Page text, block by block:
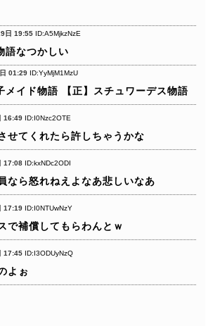
日 19:55 ID:A5MjkzNzE
語なつかしい
01:29 ID:YyMjM1MzU
メイド物語 【正】スチュワーデス物語
16:49 ID:I0Nzc2OTE
せてくれたら許しちゃうかな
17:08 ID:kxNDc2ODI
なら怒れねえよなあ悲しいなあ
17:19 ID:I0NTUwNzY
で補償してもらわんとｗ
17:45 ID:I3ODUyNzQ
よぉ